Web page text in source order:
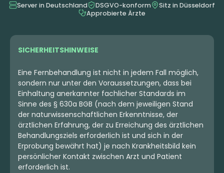
Server in Deutschland DSGVO-konform
Sitz in Düsseldorf
Approbierte Ärzte
SICHERHEITSHINWEISE
Eine Fernbehandlung ist nicht in jedem Fall möglich,
sondern nur unter den Voraussetzungen, dass bei
Einhaltung anerkannter fachlicher Standards im
Sinne des § 630a BGB (nach dem jeweiligen Stand
der naturwissenschaftlichen Erkenntnisse, der
ärztlichen Erfahrung, der zu Erreichung des ärztlichen
Behandlungsziels erforderlich ist und sich in der
Erprobung bewährt hat) je nach Krankheitsbild kein
persönlicher Kontakt zwischen Arzt und Patient
erforderlich ist.